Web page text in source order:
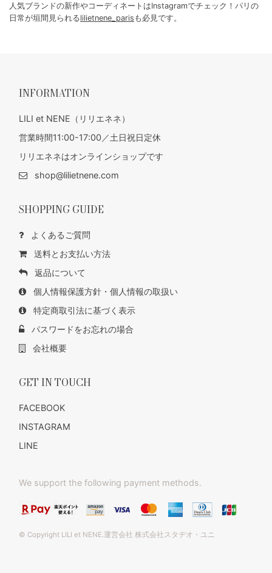
人気ブランドの新作やコーディネートはInstagramでチェック！パリの
日常が垣間見られるlilietnene_paris も必見です。
INFORMATION
LILI et NENE（リリエネネ）
営業時間11:00-17:00／土日祝日定休
リリエネネはオンラインショップです
shop@lilietnene.com
SHOPPING GUIDE
よくあるご質問
送料とお支払い方法
返品について
個人情報保護方針・個人情報の取扱い
特定商取引法に基づく表示
パスワードをお忘れの場合
会社概要
GET IN TOUCH
FACEBOOK
INSTAGRAM
LINE
We support the following payment methods.
© Copyright LILI et NENE.運営会社 株式会社スタヂオ・ユニ